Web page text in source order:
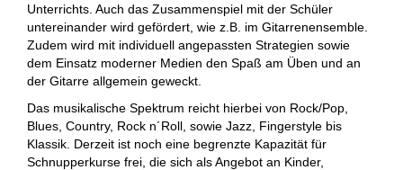
Unterrichts. Auch das Zusammenspiel mit der Schüler
untereinander wird gefördert, wie z.B. im Gitarrenensemble.
Zudem wird mit individuell angepassten Strategien sowie
dem Einsatz moderner Medien den Spaß am Üben und an
der Gitarre allgemein geweckt.
Das musikalische Spektrum reicht hierbei von Rock/Pop,
Blues, Country, Rock n´Roll, sowie Jazz, Fingerstyle bis
Klassik. Derzeit ist noch eine begrenzte Kapazität für
Schnupperkurse frei, die sich als Angebot an Kinder,